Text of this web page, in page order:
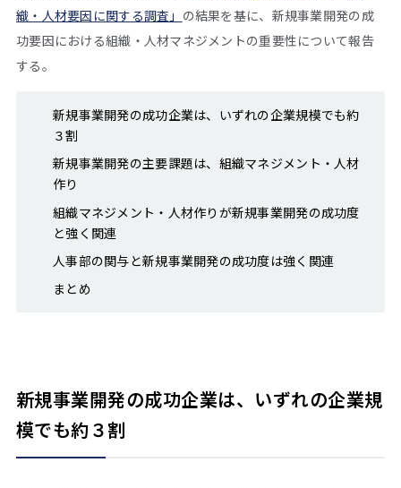
織・人材要因に関する調査」 の結果を基に、新規事業開発の成
功要因における組織・人材マネジメントの重要性について報告
する。
新規事業開発の成功企業は、いずれの企業規模でも約
３割
新規事業開発の主要課題は、組織マネジメント・人材
作り
組織マネジメント・人材作りが新規事業開発の成功度
と強く関連
人事部の関与と新規事業開発の成功度は強く関連
まとめ
新規事業開発の成功企業は、いずれの企業規
模でも約３割